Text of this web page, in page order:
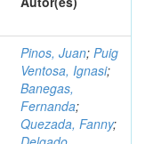
Pinos, Juan; Puig
Ventosa, Ignasi;
Banegas,
Fernanda;
Quezada, Fanny;